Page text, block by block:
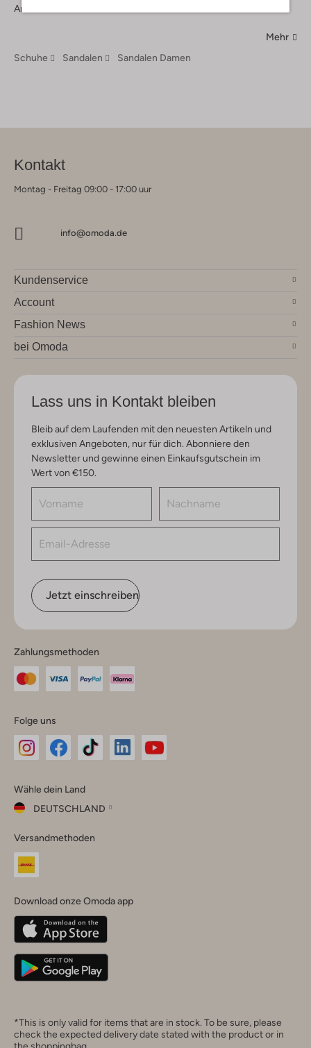
Anlass.
Mehr
Schuhe
Sandalen Sandalen Damen
Kontakt
Montag - Freitag 09:00 - 17:00 uur
info@omoda.de
Kundenservice
Account
Fashion News
bei Omoda
Lass uns in Kontakt bleiben
Bleib auf dem Laufenden mit den neuesten Artikeln und
exklusiven Angeboten, nur für dich. Abonniere den
Newsletter und gewinne einen Einkaufsgutschein im
Wert von €150.
Jetzt einschreiben
Zahlungsmethoden
Folge uns
Instagram
Facebook
TikTok
Wähle dein Land
DEUTSCHLAND
dein
Land
Belgique(Français)
Deutschland
Versandmethoden
Download onze Omoda app
*This is only valid for items that are in stock. To be sure, please
check the expected delivery date stated with the product or in
the shoppingbag.